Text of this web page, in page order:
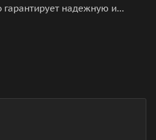
гарантирует надежную и